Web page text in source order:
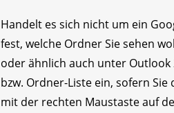
Handelt es sich nicht um ein
fest, welche Ordner Sie sehen
oder ähnlich auch unter Outlook
bzw. Ordner-Liste ein, sofern
mit der rechten Maustaste auf